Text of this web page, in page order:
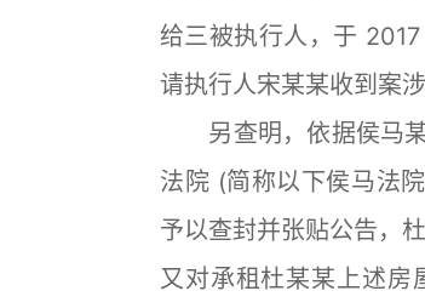
给三被执行人，于
请执行人宋某某收到案
另查明，依据侯马某
法院 (简称以下侯马法
予以查封并张贴公告，
又对承租杜某某上述房